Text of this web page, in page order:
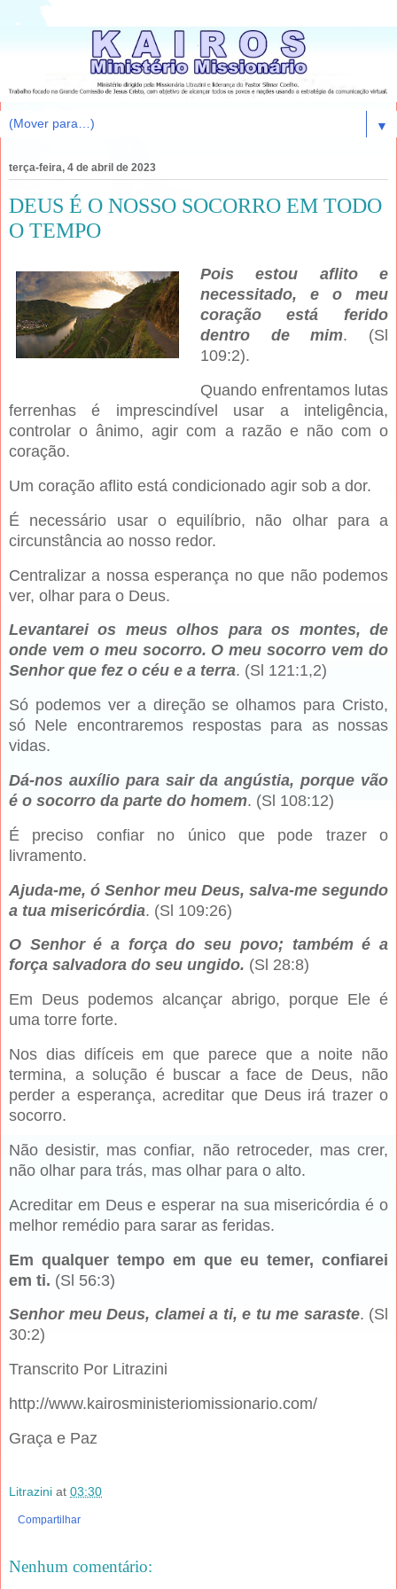
▼
terça-feira, 4 de abril de 2023
DEUS É O NOSSO SOCORRO EM TODO
O TEMPO
Pois estou aflito e
necessitado, e o meu
coração está ferido
dentro de mim. (Sl
109:2).
Quando enfrentamos lutas
ferrenhas é imprescindível usar a inteligência,
controlar o ânimo, agir com a razão e não com o
coração.
Um coração aflito está condicionado agir sob a dor.
É necessário usar o equilíbrio, não olhar para a
circunstância ao nosso redor.
Centralizar a nossa esperança no que não podemos
ver, olhar para o Deus.
Levantarei os meus olhos para os montes, de
onde vem o meu socorro. O meu socorro vem do
Senhor que fez o céu e a terra. (Sl 121:1,2)
Só podemos ver a direção se olhamos para Cristo,
só Nele encontraremos respostas para as nossas
vidas.
Dá-nos auxílio para sair da angústia, porque vão
é o socorro da parte do homem. (Sl 108:12)
É preciso confiar no único que pode trazer o
livramento.
Ajuda-me, ó Senhor meu Deus, salva-me segundo
a tua misericórdia. (Sl 109:26)
O Senhor é a força do seu povo; também é a
força salvadora do seu ungido. (Sl 28:8)
Em Deus podemos alcançar abrigo, porque Ele é
uma torre forte.
Nos dias difíceis em que parece que a noite não
termina, a solução é buscar a face de Deus, não
perder a esperança, acreditar que Deus irá trazer o
socorro.
Não desistir, mas confiar, não retroceder, mas crer,
não olhar para trás, mas olhar para o alto.
Acreditar em Deus e esperar na sua misericórdia é o
melhor remédio para sarar as feridas.
Em qualquer tempo em que eu temer, confiarei
em ti. (Sl 56:3)
Senhor meu Deus, clamei a ti, e tu me saraste. (Sl
30:2)
Transcrito Por Litrazini
http://www.kairosministeriomissionario.com/
Graça e Paz
Litrazini at 03:30
Compartilhar
Nenhum comentário: